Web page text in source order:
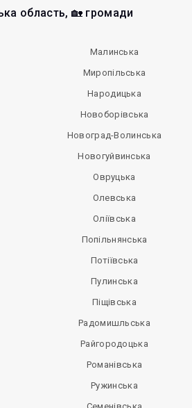
область, 🏡 громади
Малинська
Миропільська
Народицька
Новоборівська
Новоград-Волинська
Новогуйвинська
Овруцька
Олевська
Оліївська
Попільнянська
Потіївська
Пулинська
Піщівська
Радомишльська
Райгородоцька
Романівська
Ружинська